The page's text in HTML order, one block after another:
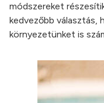
módszereket
kedvezőbb választás,
környezetünket is